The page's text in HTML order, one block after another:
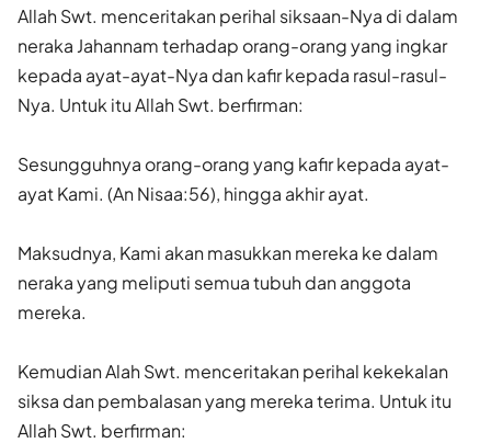
Allah Swt. menceritakan perihal siksaan-Nya di dalam
neraka Jahannam terhadap orang-orang yang ingkar
kepada ayat-ayat-Nya dan kafir kepada rasul-rasul-
Nya. Untuk itu Allah Swt. berfirman:
Sesungguhnya orang-orang yang kafir kepada ayat-
ayat Kami. (An Nisaa:56), hingga akhir ayat.
Maksudnya, Kami akan masukkan mereka ke dalam
neraka yang meliputi semua tubuh dan anggota
mereka.
Kemudian Alah Swt. menceritakan perihal kekekalan
siksa dan pembalasan yang mereka terima. Untuk itu
Allah Swt. berfirman: